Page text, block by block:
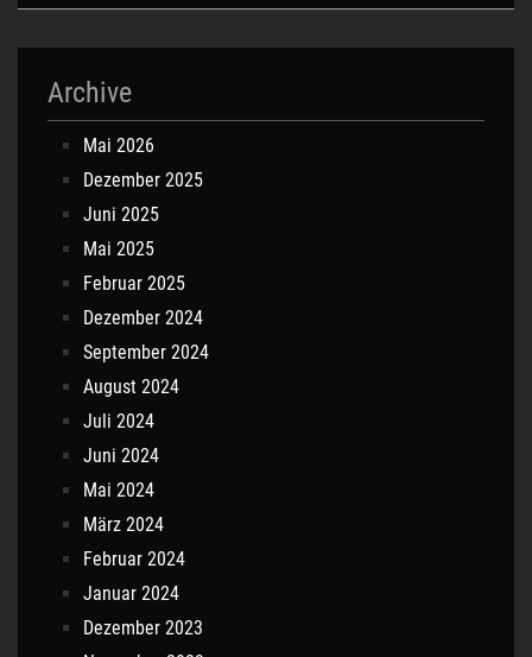
Archive
Mai 2026
Dezember 2025
Juni 2025
Mai 2025
Februar 2025
Dezember 2024
September 2024
August 2024
Juli 2024
Juni 2024
Mai 2024
März 2024
Februar 2024
Januar 2024
Dezember 2023